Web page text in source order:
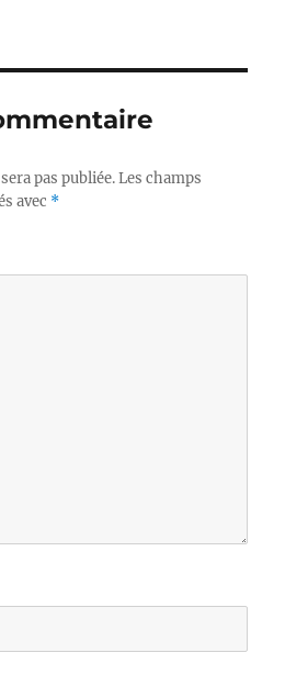
pas publiée. Les champs
avec *